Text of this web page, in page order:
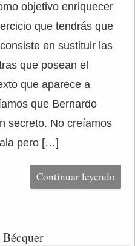
objetivo enriquecer
que tendrás que
en sustituir las
que posean el
que aparece a
que Bernardo
secreto. No creíamos
pero […]
Continuar leyendo